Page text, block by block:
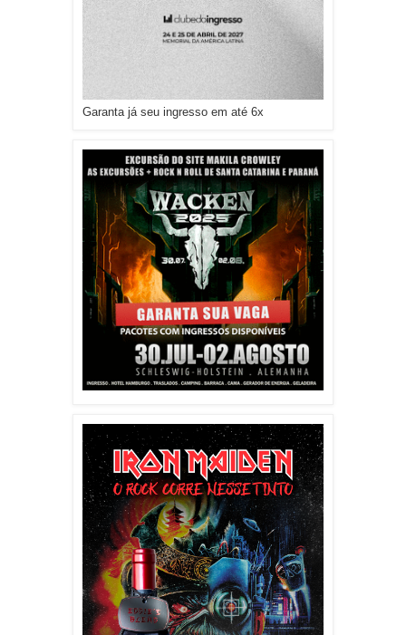
Garanta já seu ingresso em até 6x